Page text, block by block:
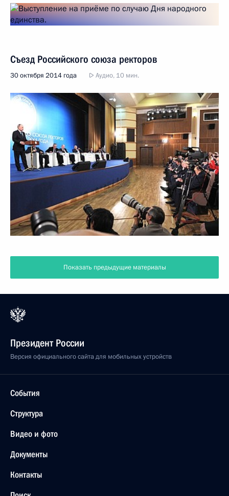
Съезд Российского союза ректоров
30 октября 2014 года Аудио, 10 мин.
Показать предыдущие материалы
Президент России
Версия официального сайта для мобильных устройств
События
Структура
Видео и фото
Документы
Контакты